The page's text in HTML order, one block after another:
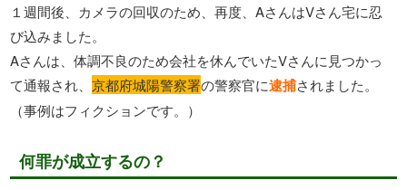
１週間後、カメラの回収のため、再度、AさんはVさん宅に忍
び込みました。
Aさんは、体調不良のため会社を休んでいたVさんに見つかっ
て通報され、京都府城陽警察署の警察官に逮捕されました。
（事例はフィクションです。）
何罪が成立するの？